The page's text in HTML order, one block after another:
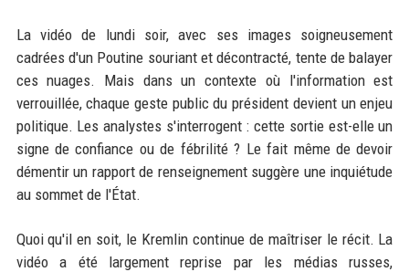
La vidéo de lundi soir, avec ses images soigneusement
cadrées d'un Poutine souriant et décontracté, tente de balayer
ces nuages. Mais dans un contexte où l'information est
verrouillée, chaque geste public du président devient un enjeu
politique. Les analystes s'interrogent : cette sortie est-elle un
signe de confiance ou de fébrilité ? Le fait même de devoir
démentir un rapport de renseignement suggère une inquiétude
au sommet de l'État.
Quoi qu'il en soit, le Kremlin continue de maîtriser le récit. La
vidéo a été largement reprise par les médias russes,